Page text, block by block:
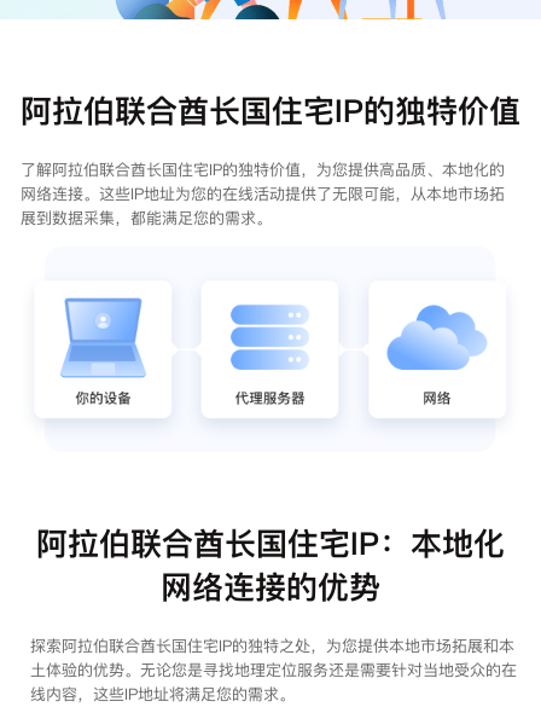
阿拉伯联合酋长国住宅IP的独特价值
了解阿拉伯联合酋长国住宅IP的独特价值，为您提供高品质、本地化的
网络连接。这些IP地址为您的在线活动提供了无限可能，从本地市场拓
展到数据采集，都能满足您的需求。
阿拉伯联合酋长国住宅IP：本地化
网络连接的优势
探索阿拉伯联合酋长国住宅IP的独特之处，为您提供本地市场拓展和本
土体验的优势。无论您是寻找地理定位服务还是需要针对当地受众的在
线内容，这些IP地址将满足您的需求。